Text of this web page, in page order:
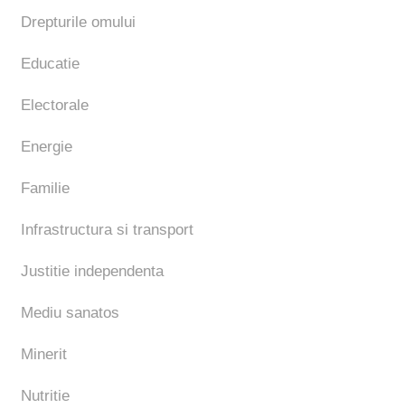
Drepturile omului
Educatie
Electorale
Energie
Familie
Infrastructura si transport
Justitie independenta
Mediu sanatos
Minerit
Nutritie